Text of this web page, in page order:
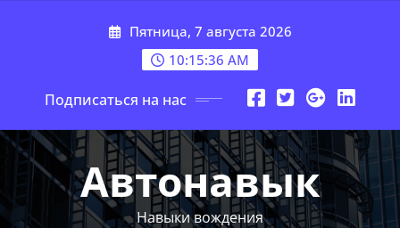
Пятница, 7 августа 2026
10:15:37 AM
Подписаться на нас
Автонавык
Навыки вождения